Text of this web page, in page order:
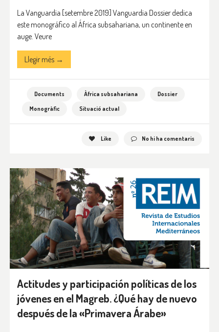
La Vanguardia [setembre 2019] Vanguardia Dossier dedica
este monográfico al África subsahariana, un continente en
auge. Veure
Llegir més →
Documents Àfrica subsahariana
Dossier
Monogràfic
Situació actual
Like No hi ha comentaris
Actitudes y participación políticas de los
jóvenes en el Magreb. ¿Qué hay de nuevo
después de la «Primavera Árabe»